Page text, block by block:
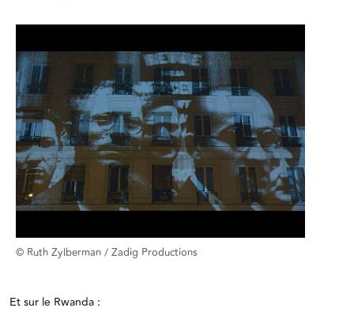
© Ruth Zylberman / Zadig Productions
Et sur le Rwanda :